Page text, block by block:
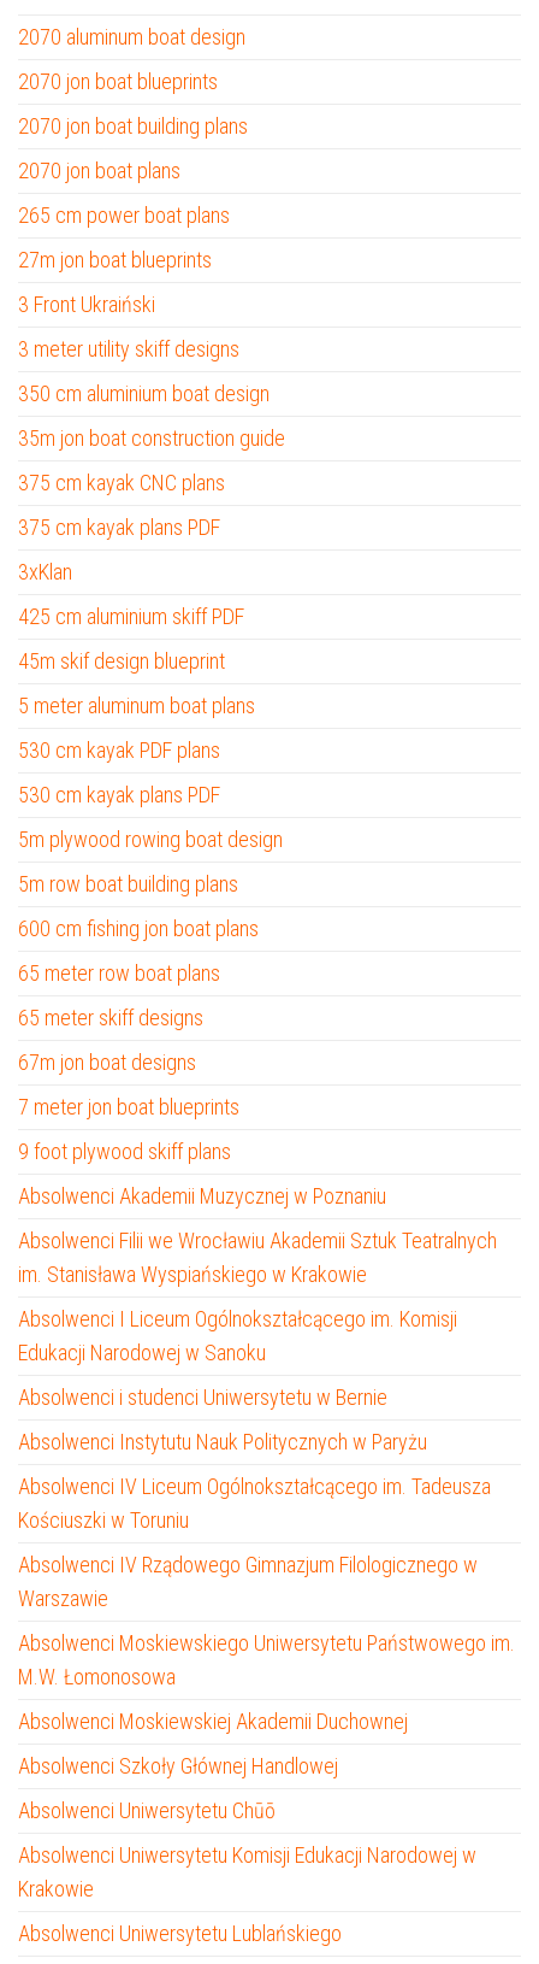
2070 aluminum boat design
2070 jon boat blueprints
2070 jon boat building plans
2070 jon boat plans
265 cm power boat plans
27m jon boat blueprints
3 Front Ukraiński
3 meter utility skiff designs
350 cm aluminium boat design
35m jon boat construction guide
375 cm kayak CNC plans
375 cm kayak plans PDF
3xKlan
425 cm aluminium skiff PDF
45m skif design blueprint
5 meter aluminum boat plans
530 cm kayak PDF plans
530 cm kayak plans PDF
5m plywood rowing boat design
5m row boat building plans
600 cm fishing jon boat plans
65 meter row boat plans
65 meter skiff designs
67m jon boat designs
7 meter jon boat blueprints
9 foot plywood skiff plans
Absolwenci Akademii Muzycznej w Poznaniu
Absolwenci Filii we Wrocławiu Akademii Sztuk Teatralnych
im. Stanisława Wyspiańskiego w Krakowie
Absolwenci I Liceum Ogólnokształcącego im. Komisji
Edukacji Narodowej w Sanoku
Absolwenci i studenci Uniwersytetu w Bernie
Absolwenci Instytutu Nauk Politycznych w Paryżu
Absolwenci IV Liceum Ogólnokształcącego im. Tadeusza
Kościuszki w Toruniu
Absolwenci IV Rządowego Gimnazjum Filologicznego w
Warszawie
Absolwenci Moskiewskiego Uniwersytetu Państwowego im.
M.W. Łomonosowa
Absolwenci Moskiewskiej Akademii Duchownej
Absolwenci Szkoły Głównej Handlowej
Absolwenci Uniwersytetu Chūō
Absolwenci Uniwersytetu Komisji Edukacji Narodowej w
Krakowie
Absolwenci Uniwersytetu Lublańskiego